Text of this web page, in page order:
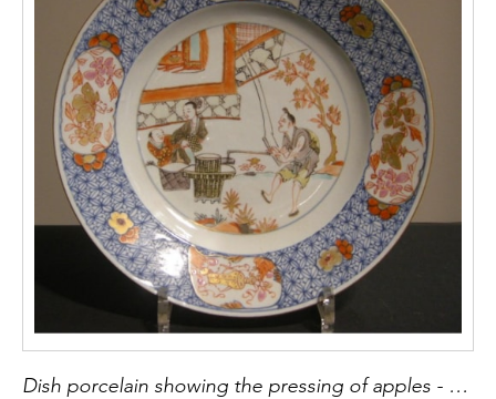
Dish porcelain showing the pressing of apples - Yongzheng period